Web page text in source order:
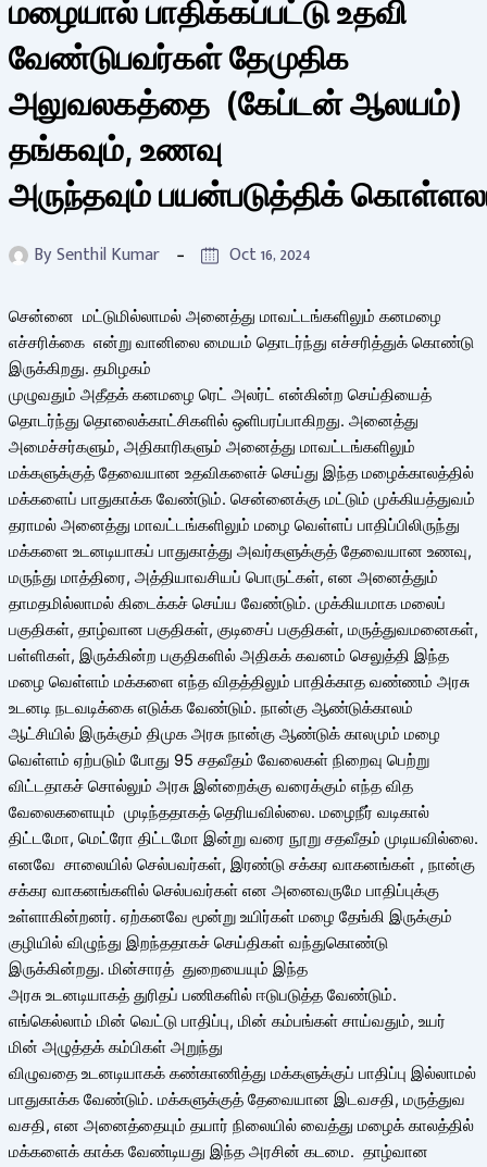
மழையால் பாதிக்கப்பட்டு உதவி
வேண்டுபவர்கள் தேமுதிக
அலுவலகத்தை (கேப்டன் ஆலயம்)
தங்கவும், உணவு
அருந்தவும் பயன்படுத்திக்
BySenthil Kumar Oct 16, 2024
சென்னை மட்டுமில்லாமல் அனைத்து மாவட்டங்களிலும் கனமழை
எச்சரிக்கை என்று வானிலை மையம் தொடர்ந்து எச்சரித்துக் கொண்டு
இருக்கிறது. தமிழகம்
முழுவதும் அதீதக் கனமழை ரெட் அலர்ட் என்கின்ற செய்தியைத்
தொடர்ந்து தொலைக்காட்சிகளில் ஒளிபரப்பாகிறது. அனைத்து
அமைச்சர்களும், அதிகாரிகளும் அனைத்து மாவட்டங்களிலும்
மக்களுக்குத் தேவையான உதவிகளைச் செய்து இந்த மழைக்காலத்தில்
மக்களைப் பாதுகாக்க வேண்டும். சென்னைக்கு மட்டும் முக்கியத்துவம்
தராமல் அனைத்து மாவட்டங்களிலும் மழை வெள்ளப் பாதிப்பிலிருந்து
மக்களை உடனடியாகப் பாதுகாத்து அவர்களுக்குத் தேவையான உணவு,
மருந்து மாத்திரை, அத்தியாவசியப் பொருட்கள், என அனைத்தும்
தாமதமில்லாமல் கிடைக்கச் செய்ய வேண்டும். முக்கியமாக மலைப்
பகுதிகள், தாழ்வான பகுதிகள், குடிசைப் பகுதிகள், மருத்துவமனைகள்,
பள்ளிகள், இருக்கின்ற பகுதிகளில் அதிகக் கவனம் செலுத்தி இந்த
மழை வெள்ளம் மக்களை எந்த விதத்திலும் பாதிக்காத வண்ணம் அரசு
உடனடி நடவடிக்கை எடுக்க வேண்டும். நான்கு ஆண்டுக்காலம்
ஆட்சியில் இருக்கும் திமுக அரசு நான்கு ஆண்டுக் காலமும் மழை
வெள்ளம் ஏற்படும் போது 95 சதவீதம் வேலைகள் நிறைவு பெற்று
விட்டதாகச் சொல்லும் அரசு இன்றைக்கு வரைக்கும் எந்த வித
வேலைகளையும் முடிந்ததாகத் தெரியவில்லை. மழைநீர் வடிகால்
திட்டமோ, மெட்ரோ திட்டமோ இன்று வரை நூறு சதவீதம் முடியவில்லை.
எனவே சாலையில் செல்பவர்கள், இரண்டு சக்கர வாகனங்கள் , நான்கு
சக்கர வாகனங்களில் செல்பவர்கள் என அனைவருமே பாதிப்புக்கு
உள்ளாகின்றனர். ஏற்கனவே மூன்று உயிர்கள் மழை தேங்கி இருக்கும்
குழியில் விழுந்து இறந்ததாகச் செய்திகள் வந்துகொண்டு
இருக்கின்றது. மின்சாரத் துறையையும் இந்த
அரசு உடனடியாகத் துரிதப் பணிகளில் ஈடுபடுத்த வேண்டும்.
எங்கெல்லாம் மின் வெட்டு பாதிப்பு, மின் கம்பங்கள் சாய்வதும், உயர்
மின் அழுத்தக் கம்பிகள் அறுந்து
விழுவதை உடனடியாகக் கண்காணித்து மக்களுக்குப் பாதிப்பு இல்லாமல்
பாதுகாக்க வேண்டும். மக்களுக்குத் தேவையான இடவசதி, மருத்துவ
வசதி, என அனைத்தையும் தயார் நிலையில் வைத்து மழைக் காலத்தில்
மக்களைக் காக்க வேண்டியது இந்த அரசின் கடமை. தாழ்வான